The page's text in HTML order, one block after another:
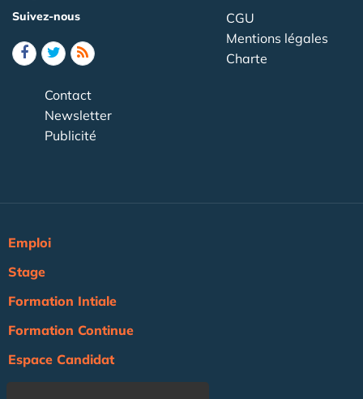
Suivez-nous
CGU
Mentions légales
Charte
Contact
Newsletter
Publicité
Emploi
Stage
Formation Intiale
Formation Continue
Espace Candidat